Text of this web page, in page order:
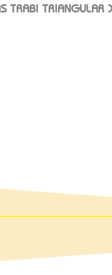
TRABI TRIANGULAR